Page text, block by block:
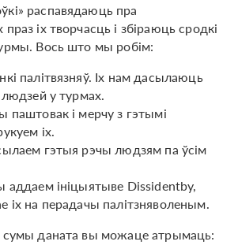
распавядаюць пра
іх творчасць і збіраюць сродкі
Вось што мы робім:
палітвязняў. Іх нам дасылаюць
людзей у турмах.
паштовак і мерчу з гэтымі
іх.
гэтыя рэчы людзям па ўсім
аддаем ініцыятыве Dissidentby,
іх на перадачы палітзняволеным.
сумы даната вы можаце атрымаць: